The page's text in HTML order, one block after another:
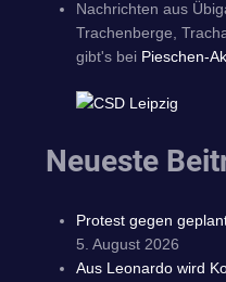
Nachrichten aus
Trachenberge,
gibt's bei Pieschen-
Neueste
Protest gegen
5. August 2026
Aus Leonardo wird